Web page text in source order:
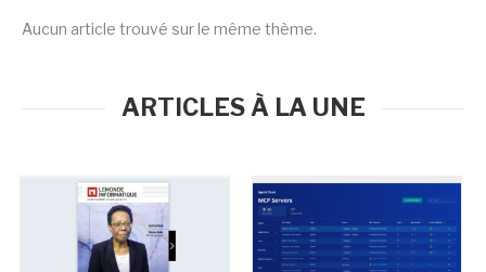
Aucun article trouvé sur le même thème.
ARTICLES À LA UNE